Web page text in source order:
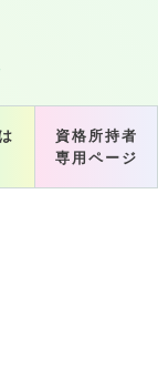
資格所持者
専用ページ